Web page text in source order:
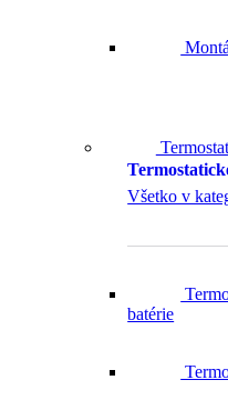
Všetko v
batérie